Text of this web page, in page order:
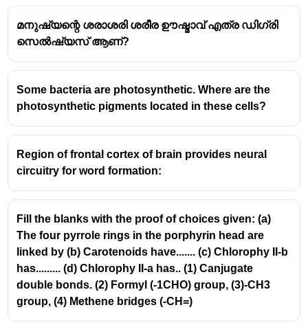
മനുഷ്യന്റെ ശരാശരി ശരീര ഊഷ്മാവ് എത്ര ഡിഗ്രി
സെൽഷ്യസ് ആണ്?
Some bacteria are photosynthetic. Where are the
photosynthetic pigments located in these cells?
Region of frontal cortex of brain provides neural
circuitry for word formation:
Fill the blanks with the proof of choices given: (a)
The four pyrrole rings in the porphyrin head are
linked by (b) Carotenoids have....... (c) Chlorophy II-b
has......... (d) Chlorophy II-a has.. (1) Canjugate
double bonds. (2) Formyl (-1CHO) group, (3)-CH3
group, (4) Methene bridges (-CH=)